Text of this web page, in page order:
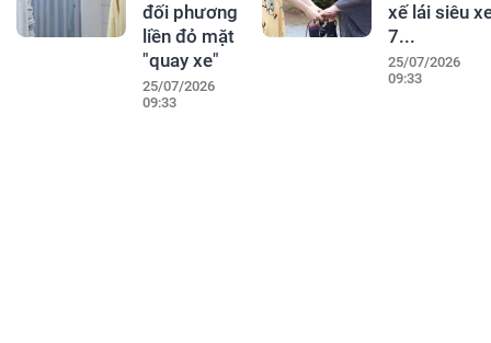
đối phương
liền đỏ mặt
"quay xe"
25/07/2026
09:33
xế lái siêu
7...
25/07/2026
09:33